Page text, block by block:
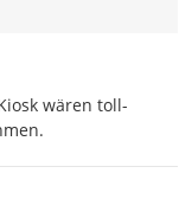
wären toll-